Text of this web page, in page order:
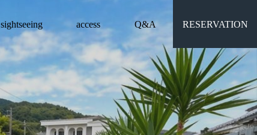
sightseeing access Q&A RESERVATION